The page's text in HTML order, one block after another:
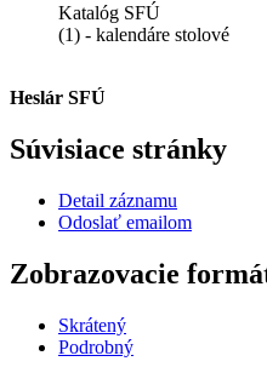
Katalóg SFÚ
(1) - kalendáre stolové
Heslár SFÚ
Súvisiace stránky
Detail záznamu
Odoslať emailom
Zobrazovacie
Skrátený
Podrobný